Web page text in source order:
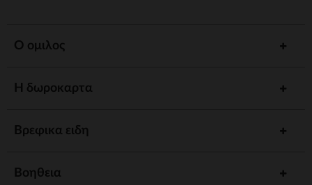
Ο ομιλος
Η δωροκαρτα
Βρεφικα ειδη
Βοηθεια